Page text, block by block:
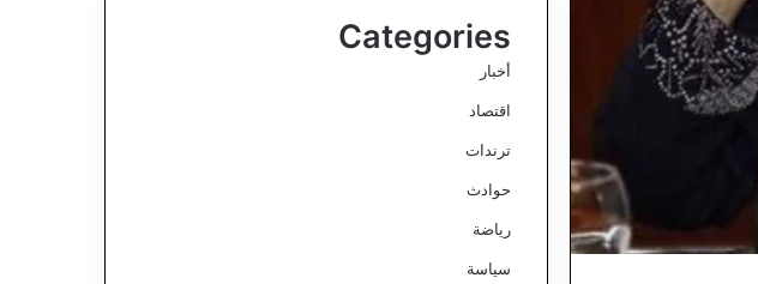
Categories
أخبار
اقتصاد
ترندات
حوادث
رياضة
سياسة